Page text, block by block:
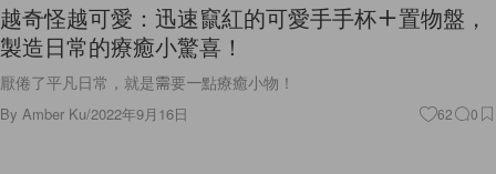
越奇怪越可愛：迅速竄紅的可愛手手杯＋置物盤，
製造日常的療癒小驚喜！
厭倦了平凡日常，就是需要一點療癒小物！
By Amber Ku/2022年9月16日 62 0